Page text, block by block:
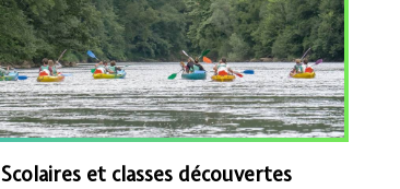
Scolaires et classes découvertes